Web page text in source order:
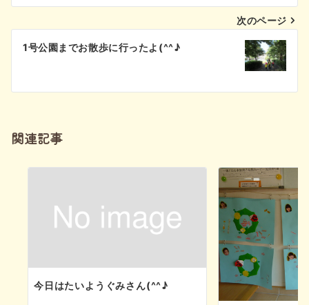
ビ
シ
次のページ
1号公園までお散歩に行ったよ(^^♪
関連記事
今日はたいようぐみさん(^^♪